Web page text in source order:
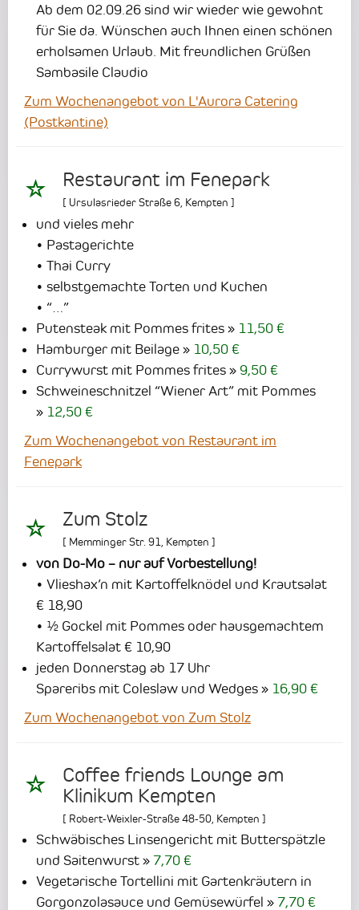
Ab dem 02.09.26 sind wir wieder wie gewohnt
für Sie da. Wünschen auch Ihnen einen schönen
erholsamen Urlaub. Mit freundlichen Grüßen
Sambasile Claudio
Zum Wochenangebot von L'Aurora Catering
(Postkantine)
Restaurant im Fenepark
[ Ursulasrieder Straße 6 Kempten ]
und vieles mehr
• Pastagerichte
• Thai Curry
• selbstgemachte Torten und Kuchen
• “…”
Putensteak mit Pommes frites
11,50 €
Hamburger mit Beilage
10,50 €
Currywurst mit Pommes frites
9,50 €
Schweineschnitzel “Wiener Art” mit Pommes
12,50 €
Zum Wochenangebot von Restaurant im
Fenepark
Zum Stolz
[ Memminger Str. 91 Kempten ]
von Do-Mo – nur auf Vorbestellung!
• Vlieshax’n mit Kartoffelknödel und Krautsalat
€ 18,90
• ½ Gockel mit Pommes oder hausgemachtem
Kartoffelsalat € 10,90
jeden Donnerstag ab 17 Uhr
Spareribs mit Coleslaw und Wedges
16,90 €
Zum Wochenangebot von Zum Stolz
Coffee friends Lounge am
Klinikum Kempten
[ Robert-Weixler-Straße 48-50, Kempten ]
Schwäbisches Linsengericht mit Butterspätzle
und Saitenwurst
7,70 €
Vegetarische Tortellini mit Gartenkräutern in
Gorgonzolasauce und Gemüsewürfel
7,70 €